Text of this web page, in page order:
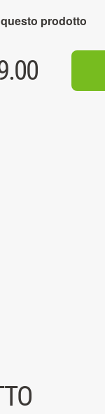
prodotto